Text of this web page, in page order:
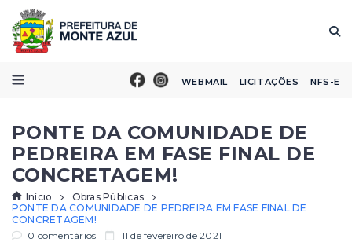
WEBMAIL LICITAÇÕES NFS-E
PONTE DA COMUNIDADE DE
PEDREIRA EM FASE FINAL DE
CONCRETAGEM!
Início
Obras Públicas
PONTE DA COMUNIDADE DE PEDREIRA EM FASE FINAL DE
CONCRETAGEM!
0 comentários
11 de fevereiro de 2021